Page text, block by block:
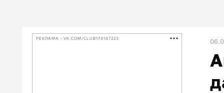
РЕКЛАМА • VK.COM/CLUB174147223